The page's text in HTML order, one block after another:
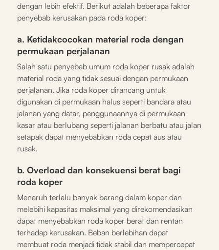
dengan lebih efektif. Berikut adalah beberapa faktor
penyebab kerusakan pada roda koper:
a. Ketidakcocokan material roda dengan
permukaan perjalanan
Salah satu penyebab umum roda koper rusak adalah
material roda yang tidak sesuai dengan permukaan
perjalanan. Jika roda koper dirancang untuk
digunakan di permukaan halus seperti bandara atau
jalanan yang datar, penggunaannya di permukaan
kasar atau berlubang seperti jalanan berbatu atau jalan
setapak dapat menyebabkan roda cepat aus atau
rusak.
b. Overload dan konsekuensi berat bagi
roda koper
Menaruh terlalu banyak barang dalam koper dan
melebihi kapasitas maksimal yang direkomendasikan
dapat menyebabkan roda koper berat dan rentan
terhadap kerusakan. Beban berlebihan dapat
membuat roda menjadi tidak stabil dan mempercepat